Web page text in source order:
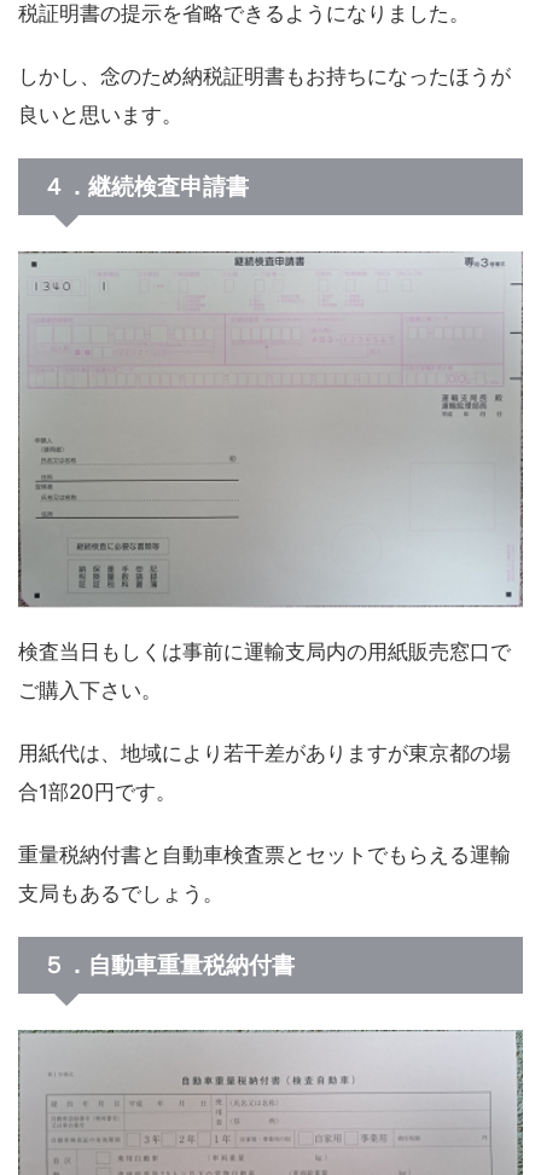
税証明書の提示を省略できるようになりました。
しかし、念のため納税証明書もお持ちになったほうが
良いと思います。
４．継続検査申請書
検査当日もしくは事前に運輸支局内の用紙販売窓口で
ご購入下さい。
用紙代は、地域により若干差がありますが東京都の場
合1部20円です。
重量税納付書と自動車検査票とセットでもらえる運輸
支局もあるでしょう。
５．自動車重量税納付書